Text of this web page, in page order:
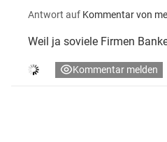
Antwort auf Kommentar von
Weil ja soviele Firmen
Kommentar melden